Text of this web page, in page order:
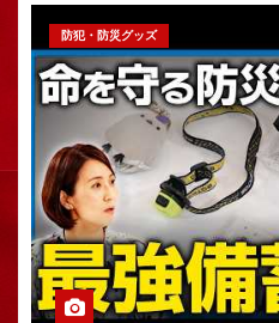
防犯・防災グッズ